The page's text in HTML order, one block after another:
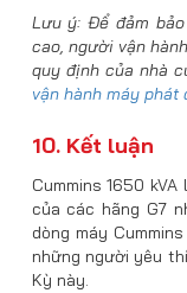
Lưu ý: Để đảm
cao, người vận
quy định của nhà
vận hành máy phát
10. Kết luận
Cummins 1650
của các hãng G7
dòng máy
những người yêu
Kỳ này.